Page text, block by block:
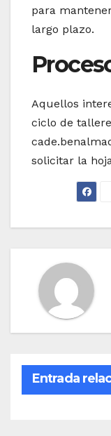
para
largo plazo.
Aquellos
ciclo de
solicitar la
Entrada